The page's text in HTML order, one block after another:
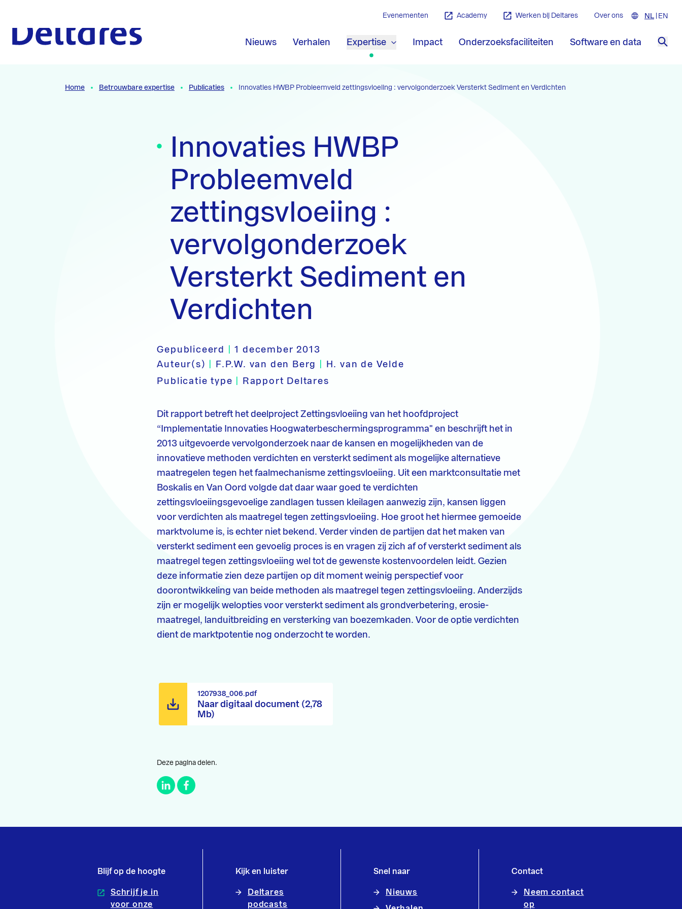
Nieuws Verhalen Expertise Impact Onderzoeksfaciliteiten
Software en data
Evenementen Academy Werken bij Deltares Over ons NL EN
Home Betrouwbare expertise Publicaties Innovaties HWBP Probleemveld zettingsvloeiing : vervolgonderzoek Versterkt Sediment en Verdichten
Innovaties HWBP
Probleemveld
zettingsvloeiing :
vervolgonderzoek
Versterkt Sediment en
Verdichten
Gepubliceerd |1 december 2013
Auteur(s)
F.P.W. van den Berg
H. van de Velde
Publicatie type
Rapport Deltares
Dit rapport betreft het deelproject Zettingsvloeiing van het hoofdproject
“Implementatie Innovaties Hoogwaterbeschermingsprogramma" en beschrijft het in
2013 uitgevoerde vervolgonderzoek naar de kansen en mogelijkheden van de
innovatieve methoden verdichten en versterkt sediment als mogelijke alternatieve
maatregelen tegen het faalmechanisme zettingsvloeiing. Uit een marktconsultatie met
Boskalis en Van Oord volgde dat daar waar goed te verdichten
zettingsvloeiingsgevoelige zandlagen tussen kleilagen aanwezig zijn, kansen liggen
voor verdichten als maatregel tegen zettingsvloeiing. Hoe groot het hiermee gemoeide
marktvolume is, is echter niet bekend. Verder vinden de partijen dat het maken van
versterkt sediment een gevoelig proces is en vragen zij zich af of versterkt sediment als
maatregel tegen zettingsvloeiing wel tot de gewenste kostenvoordelen leidt. Gezien
deze informatie zien deze partijen op dit moment weinig perspectief voor
doorontwikkeling van beide methoden als maatregel tegen zettingsvloeiing. Anderzijds
zijn er mogelijk welopties voor versterkt sediment als grondverbetering, erosie-
maatregel, landuitbreiding en versterking van boezemkaden. Voor de optie verdichten
dient de marktpotentie nog onderzocht te worden.
Naar digitaal document (2,78
Mb)
1207938_006.pdf
Deze pagina delen.
Blijf op de hoogte
Schrijf je in
voor onze
Kijk en luister
Deltares
podcasts
Snel naar
Nieuws
Contact
Neem contact
op